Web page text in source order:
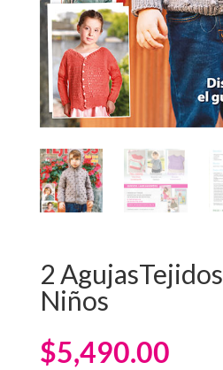
2
Niños
$5,490.00